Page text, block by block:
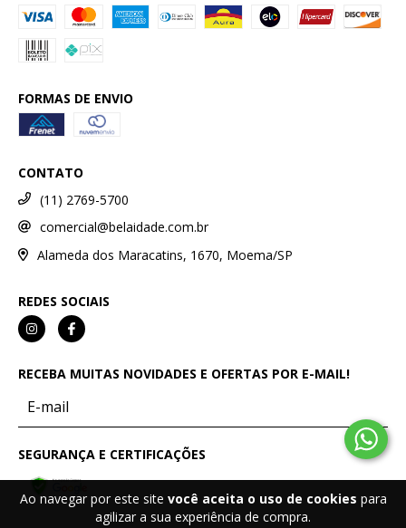
Ao navegar por este site você aceita o uso de cookies para
agilizar a sua experiência de compra.
FORMAS DE ENVIO
CONTATO
(11) 2769-5700
comercial@belaidade.com.br
Alameda dos Maracatins, 1670, Moema/SP
REDES SOCIAIS
RECEBA MUITAS NOVIDADES E OFERTAS POR E-MAIL!
SEGURANÇA E CERTIFICAÇÕES